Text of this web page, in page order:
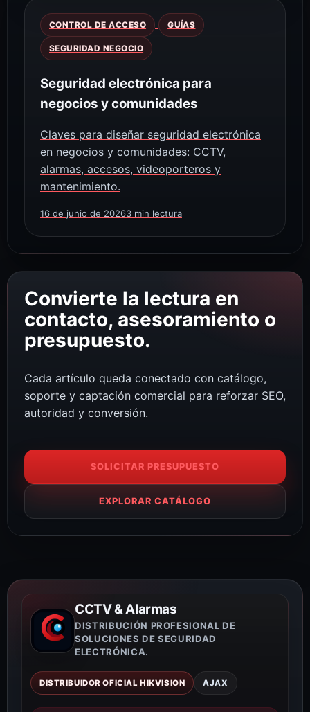
CONTROL DE ACCESO GUÍAS
SEGURIDAD NEGOCIO
Seguridad electrónica para
negocios y comunidades
Claves para diseñar seguridad electrónica
en negocios y comunidades: CCTV,
alarmas, accesos, videoporteros y
mantenimiento.
16 de junio de 20263 min lectura
Convierte la lectura en
contacto, asesoramiento o
presupuesto.
Cada artículo queda conectado con catálogo,
soporte y captación comercial para reforzar SEO,
autoridad y conversión.
SOLICITAR PRESUPUESTO
EXPLORAR CATÁLOGO
CCTV & Alarmas
DISTRIBUCIÓN PROFESIONAL DE
SOLUCIONES DE SEGURIDAD
ELECTRÓNICA.
DISTRIBUIDOR OFICIAL HIKVISION AJAX